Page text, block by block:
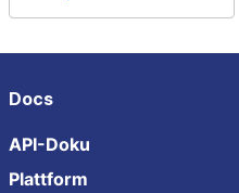
Docs
API-Doku
Plattform